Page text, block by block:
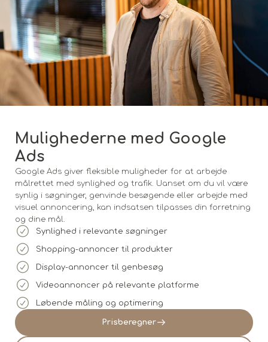
Mulighederne med Google
Ads
Google Ads giver fleksible muligheder for at arbejde
målrettet med synlighed og trafik. Uanset om du vil være
synlig i søgninger, genvinde besøgende eller arbejde med
visuel annoncering, kan indsatsen tilpasses din forretning
og dine mål.
Synlighed i relevante søgninger
Shopping-annoncer til produkter
Display-annoncer til genbesøg
Videoannoncer på relevante platforme
Løbende måling og optimering
Prisberegner